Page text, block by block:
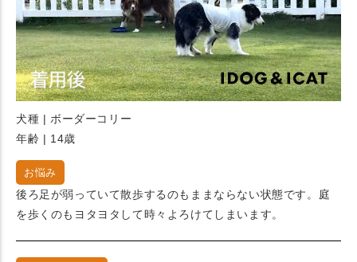
犬種 | ボーダーコリー
年齢 | 14歳
お悩み
後ろ足が弱っていて散歩するのもままならない状態です。庭
を歩くのもヨタヨタして時々よろけてしまいます。